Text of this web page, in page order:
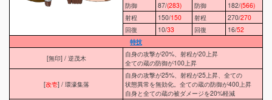
防御
87/(283) 防御 182/(566)
射程
150/150 射程 270/270
回復
10/33 回復 16/52
特技
[無印] / 逆茂木
自身の攻撃が20%、射程が20上昇
全ての蔵の防御が100上昇
[改壱] / 環濠集落
自身の攻撃が25%、射程が25上昇、全ての
状態異常を無効化。全ての蔵の防御が400上昇
自身と全ての蔵の被ダメージを20%軽減